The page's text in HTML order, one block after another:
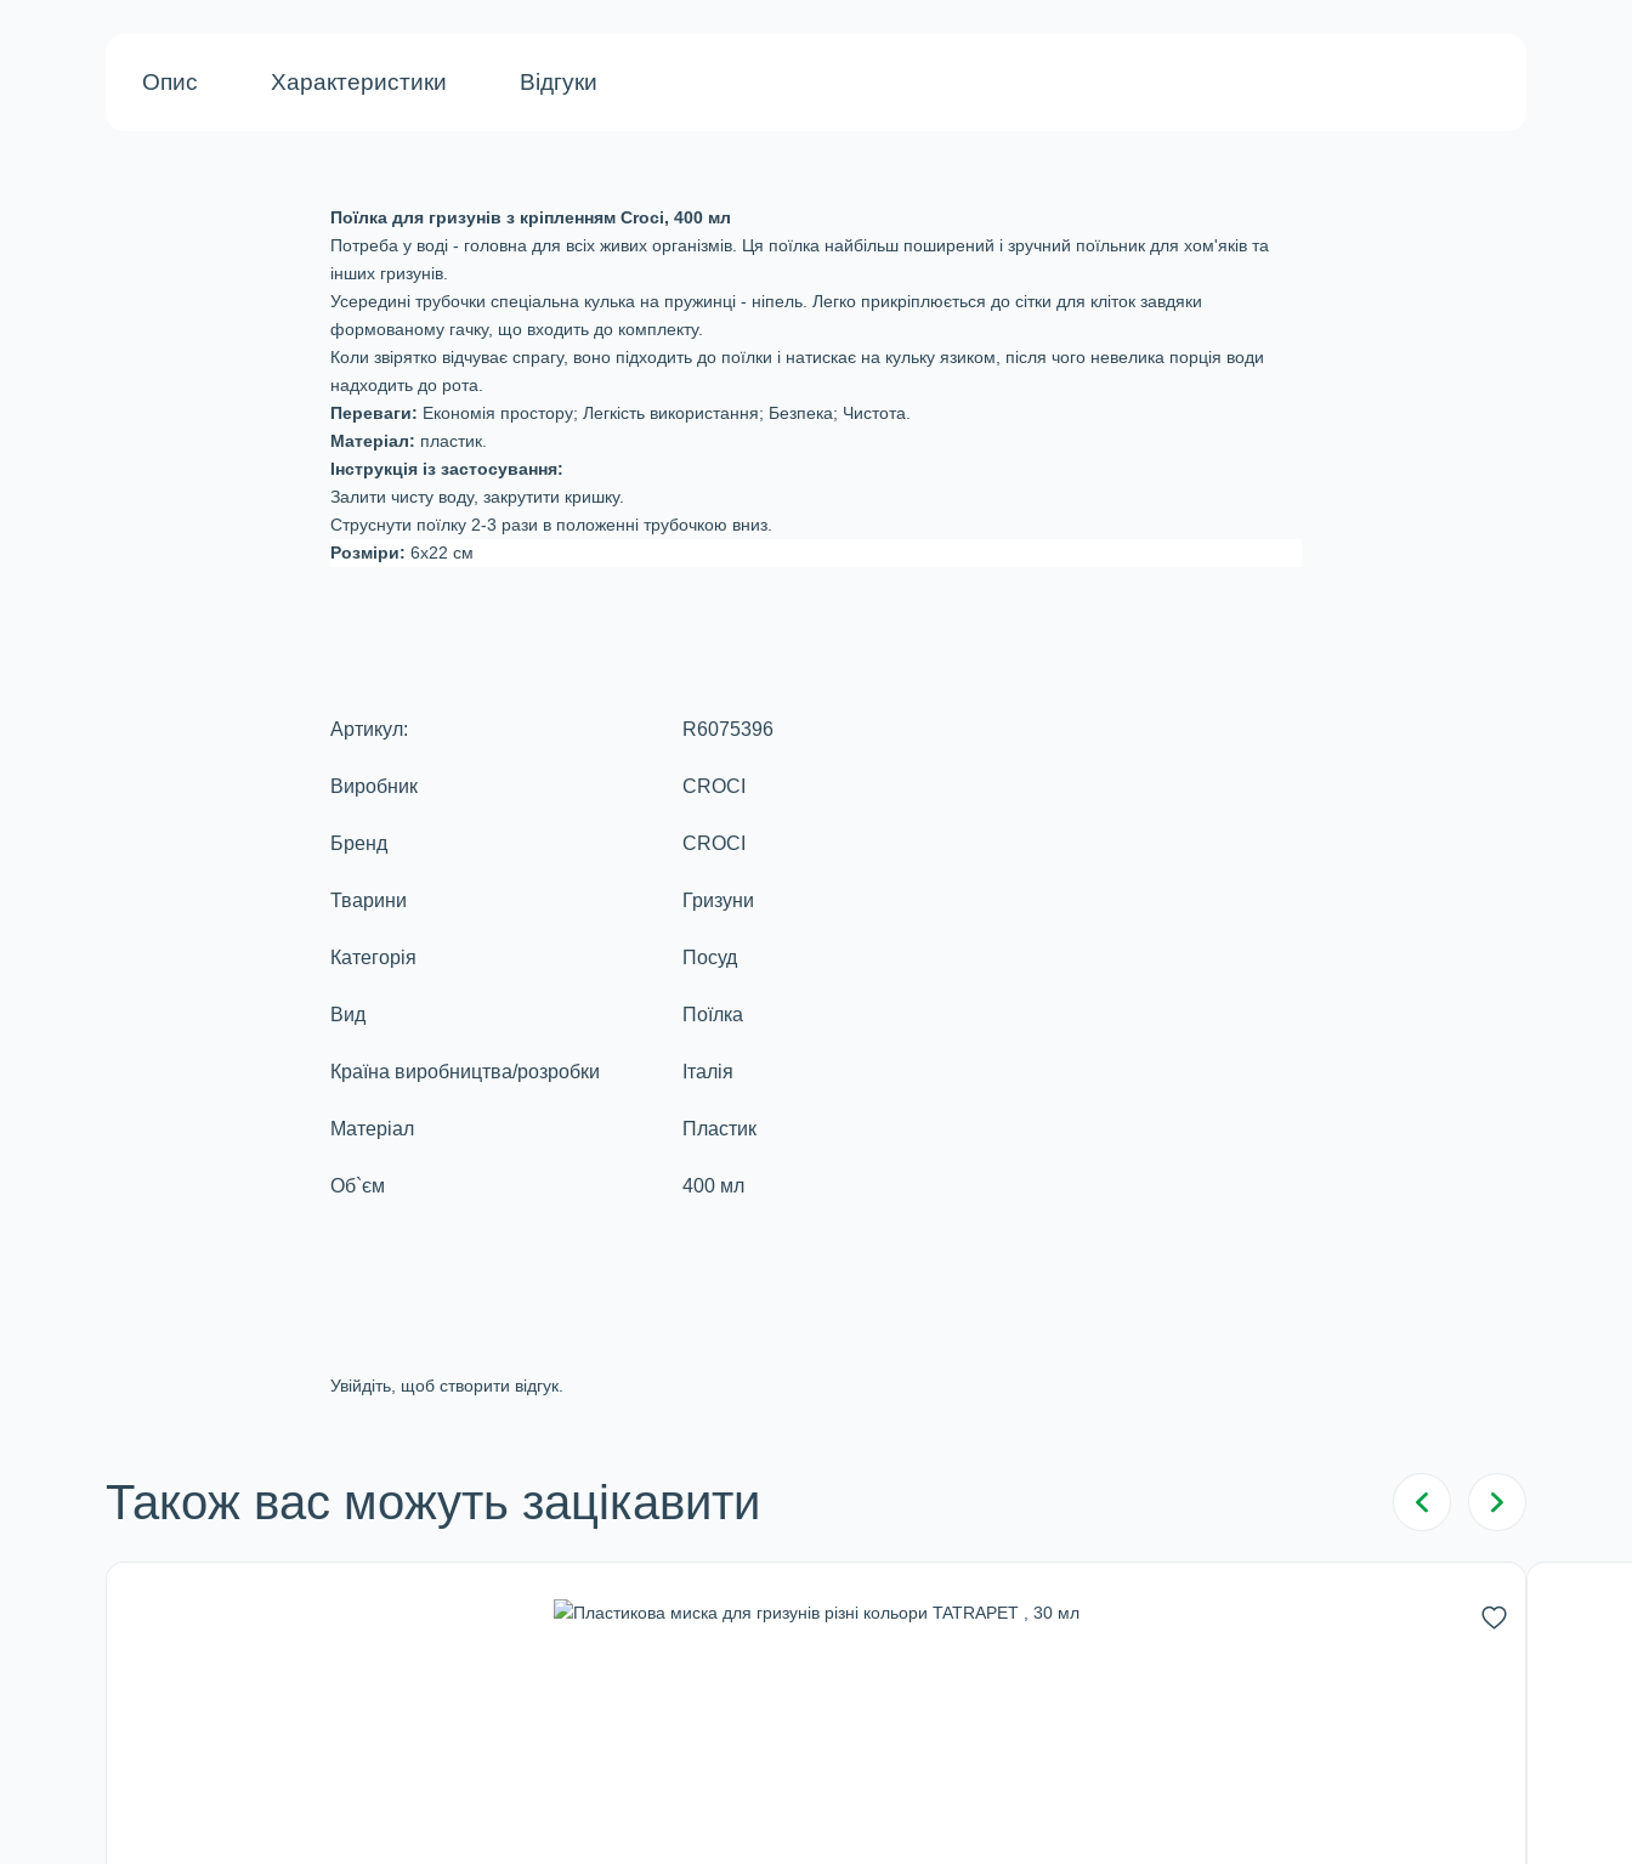
Опис Характеристики Відгуки
Поїлка для гризунів з кріпленням Croci, 400 мл
Потреба у воді - головна для всіх живих організмів. Ця поїлка найбільш поширений і зручний поїльник для хом'яків та
інших гризунів.
Усередині трубочки спеціальна кулька на пружинці - ніпель. Легко прикріплюється до сітки для кліток завдяки
формованому гачку, що входить до комплекту.
Коли звірятко відчуває спрагу, воно підходить до поїлки і натискає на кульку язиком, після чого невелика порція води
надходить до рота.
Переваги: Економія простору; Легкість використання; Безпека; Чистота.
Матеріал: пластик.
Інструкція із застосування:
Залити чисту воду, закрутити кришку.
Струснути поїлку 2-3 рази в положенні трубочкою вниз.
Розміри: 6х22 см
Артикул: R6075396
Виробник CROCI
Бренд CROCI
Тварини Гризуни
Категорія Посуд
Вид Поїлка
Країна виробництва/розробки Італія
Матеріал Пластик
Об`єм 400 мл
Увійдіть, щоб створити відгук.
Також вас можуть зацікавити